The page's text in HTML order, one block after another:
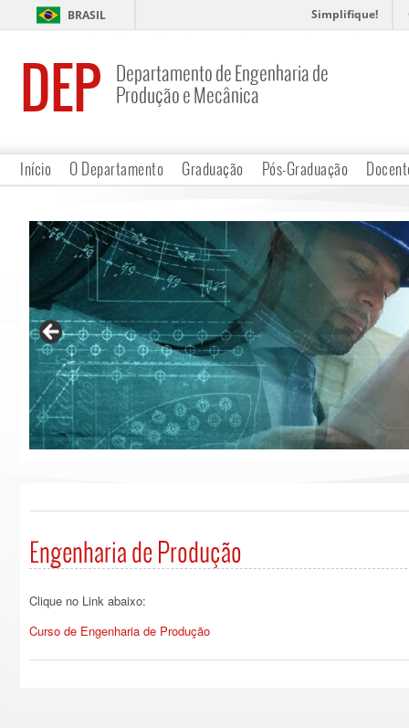
BRASIL Simplifique!
DEP
Departamento de Engenharia de
Produção e Mecânica
Início O Departamento Graduação Pós-Graduação
Engenharia de Produção
Clique no Link abaixo:
Curso de Engenharia de Produção